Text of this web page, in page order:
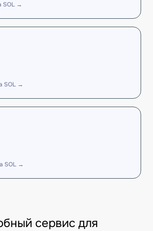
SOL →
SOL →
SOL →
сервис для